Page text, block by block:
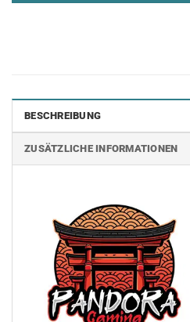
BESCHREIBUNG
ZUSÄTZLICHE INFORMATIONEN